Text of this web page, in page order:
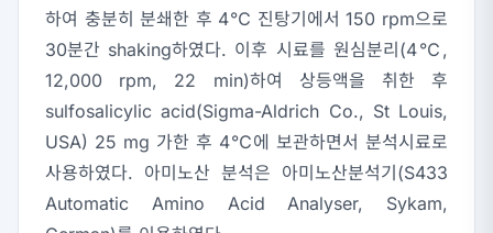
하여 충분히 분쇄한 후 4℃ 진탕기에서 150 rpm으로
30분간 shaking하였다. 이후 시료를 원심분리(4℃,
12,000 rpm, 22 min)하여 상등액을 취한 후
sulfosalicylic acid(Sigma-Aldrich Co., St Louis,
USA) 25 mg 가한 후 4℃에 보관하면서 분석시료로
사용하였다. 아미노산 분석은 아미노산분석기(S433
Automatic Amino Acid Analyser, Sykam,